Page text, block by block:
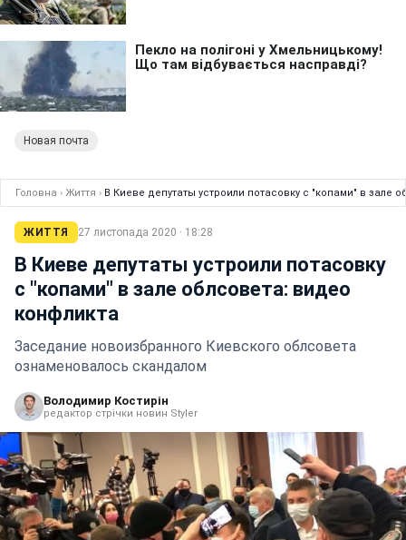
Новая почта
Головна › Життя › В Киеве депутаты устроили потасовку с "копами" в зале
ЖИТТЯ 27 листопада 2020 · 18:28
В Киеве депутаты устроили потасовку
с "копами" в зале облсовета: видео
конфликта
Заседание новоизбранного Киевского облсовета
ознаменовалось скандалом
Володимир Костирін
редактор стрічки новин Styler